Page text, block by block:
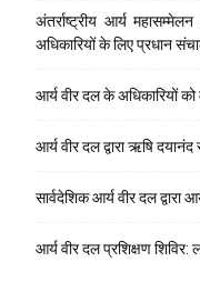
अंतर्राष्ट्रीय आर्य
अधिकारियों के लिए प्रधान
आर्य वीर दल के अधिकारियों
आर्य वीर दल द्वारा ऋषि
सार्वदेशिक आर्य वीर दल द्वारा
आर्य वीर दल प्रशिक्षण